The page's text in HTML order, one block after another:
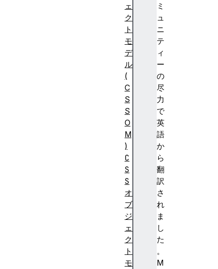
ミ
ュ
ニ
テ
ィ
ー
の
尽
力
で
英
語
か
ら
翻
訳
さ
れ
ま
し
た
。
M
ェ
ク
ト
モ
デ
ル
(
C
S
S
O
M
)
C
S
S
オ
ブ
ジ
ェ
ク
ト
モ